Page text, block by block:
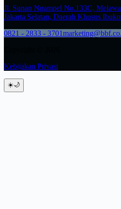
Jl. Sunan Ngampel No.133C,
Jakarta Selatan, Daerah Khusus
0821 - 2833 - 3701
Kebijakan Privasi
☀️🌙